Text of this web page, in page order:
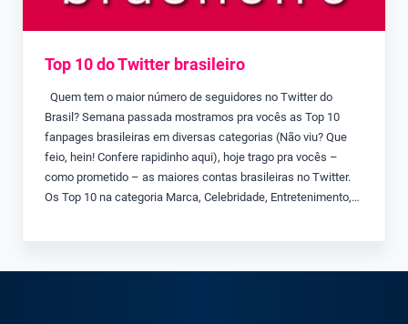
Top 10 do Twitter brasileiro
Quem tem o maior número de seguidores no Twitter do
Brasil? Semana passada mostramos pra vocês as Top 10
fanpages brasileiras em diversas categorias (Não viu? Que
feio, hein! Confere rapidinho aqui), hoje trago pra vocês –
como prometido – as maiores contas brasileiras no Twitter.
Os Top 10 na categoria Marca, Celebridade, Entretenimento,…